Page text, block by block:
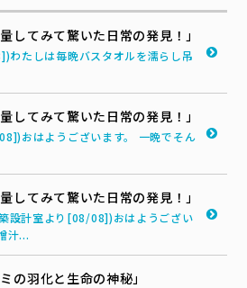
してみて驚いた日常の発見！」
たしは毎晩バスタオルを濡らし吊
してみて驚いた日常の発見！」
おはようございます。 一晩でそん
してみて驚いた日常の発見！」
設計室より[08/08])おはようござい
汁...
の羽化と生命の神秘」